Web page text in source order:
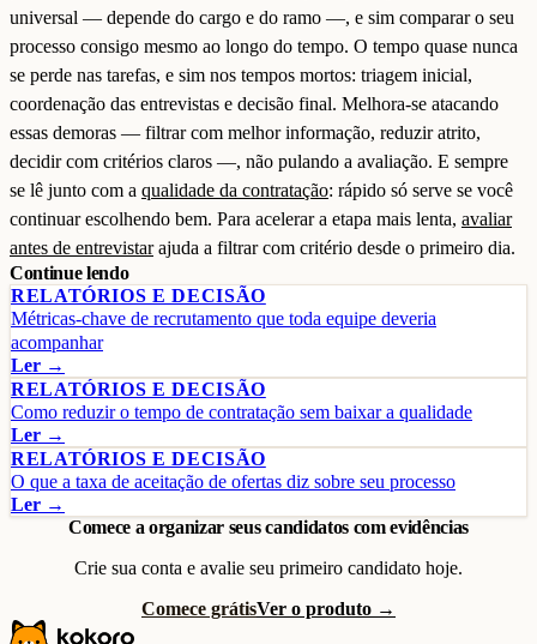
universal — depende do cargo e do ramo —, e sim comparar o seu
processo consigo mesmo ao longo do tempo. O tempo quase nunca
se perde nas tarefas, e sim nos tempos mortos: triagem inicial,
coordenação das entrevistas e decisão final. Melhora-se atacando
essas demoras — filtrar com melhor informação, reduzir atrito,
decidir com critérios claros —, não pulando a avaliação. E sempre
se lê junto com a qualidade da contratação: rápido só serve se você
continuar escolhendo bem. Para acelerar a etapa mais lenta, avaliar
antes de entrevistarajuda a filtrar com critério desde o primeiro dia.
Continue lendo
RELATÓRIOS E DECISÃO
Métricas-chave de recrutamento que toda equipe deveria
acompanhar
Ler →
RELATÓRIOS E DECISÃO
Como reduzir o tempo de contratação sem baixar a qualidade
Ler →
RELATÓRIOS E DECISÃO
O que a taxa de aceitação de ofertas diz sobre seu processo
Ler →
Comece a organizar seus candidatos com evidências
Crie sua conta e avalie seu primeiro candidato hoje.
Comece grátisVer o produto →